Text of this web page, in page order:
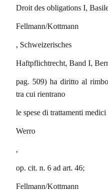
Droit des obligations I,
Fellmann/Kottmann
, Schweizerisches
Haftpflichtrecht, Band I,
pag. 509) ha diritto al
tra cui rientrano
le spese di trattamenti medici
Werro
,
op. cit. n. 6 ad art. 46;
Fellmann/Kottmann